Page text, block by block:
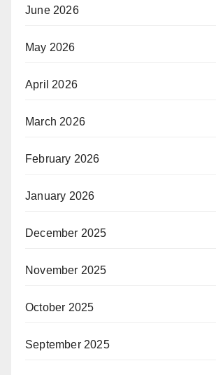
June 2026
May 2026
April 2026
March 2026
February 2026
January 2026
December 2025
November 2025
October 2025
September 2025